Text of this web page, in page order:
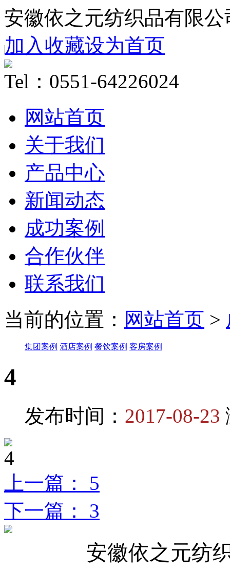
安徽依之元纺织品有限公
加入收藏设为首页
Tel：0551-64226024
网站首页
关于我们
产品中心
新闻动态
成功案例
合作伙伴
联系我们
当前的位置： 网站首页 >
集团案例 酒店案例 餐饮案例 客房案例
4
发布时间： 2017-08-23
上一篇： 5
下一篇： 3
安徽依之元纺